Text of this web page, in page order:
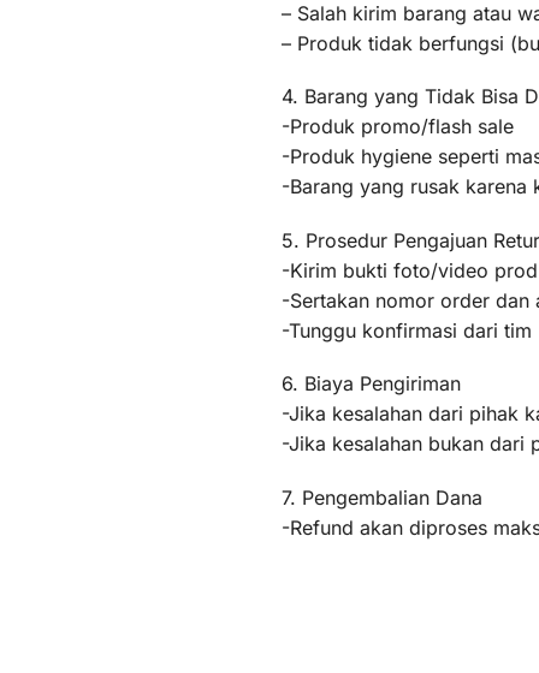
– Salah kirim barang atau
– Produk tidak berfungsi
4. Barang yang Tidak Bisa
-Produk promo/flash sale
-Produk hygiene seperti
-Barang yang rusak karena
5. Prosedur Pengajuan Retur
-Kirim bukti foto/video
-Sertakan nomor order dan
-Tunggu konfirmasi dari
6. Biaya Pengiriman
-Jika kesalahan dari pihak
-Jika kesalahan bukan
7. Pengembalian Dana
-Refund akan diproses